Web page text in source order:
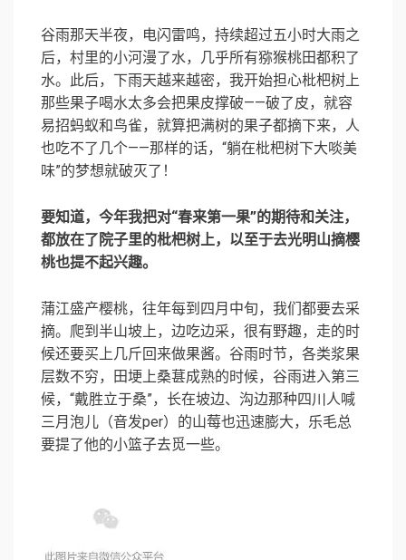
谷雨那天半夜，电闪雷鸣，持续超过五小时大雨之
后，村里的小河漫了水，几乎所有猕猴桃田都积了
水。此后，下雨天越来越密，我开始担心枇杷树上
那些果子喝水太多会把果皮撑破——破了皮，就容
易招蚂蚁和鸟雀，就算把满树的果子都摘下来，人
也吃不了几个——那样的话，“躺在枇杷树下大啖美
味”的梦想就破灭了！
要知道，今年我把对“春来第一果”的期待和关注，
都放在了院子里的枇杷树上，以至于去光明山摘樱
桃也提不起兴趣。
蒲江盛产樱桃，往年每到四月中旬，我们都要去采
摘。爬到半山坡上，边吃边采，很有野趣，走的时
候还要买上几斤回来做果酱。谷雨时节，各类浆果
层数不穷，田埂上桑葚成熟的时候，谷雨进入第三
候，“戴胜立于桑”，长在坡边、沟边那种四川人喊
三月泡儿（音发per）的山莓也迅速膨大，乐毛总
要提了他的小篮子去觅一些。